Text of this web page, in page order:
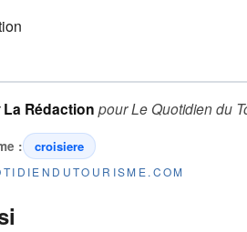
La Rédaction pourLe Quotidien du
: croisiere